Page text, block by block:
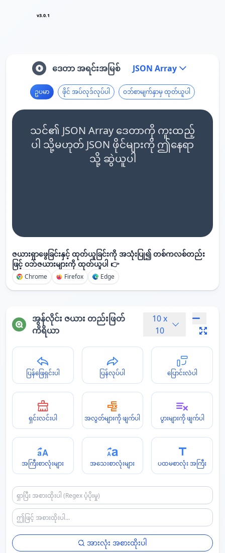
v3.0.1
ဒေတာ အရင်းအမြစ် JSON Array
ဥပမာ ဖိုင် အပ်လုဒ်လုပ်ပါ ဝဘ်စာမျက်နှာမှ ထုတ်ယူပါ
သင်၏ JSON Array ဒေတာကို ကူးထည့်
ပါ သို့မဟုတ် JSON ဖိုင်များကို ဤနေရာ
သို့ ဆွဲယူပါ
ဇယားရှာဖွေခြင်းနှင့် ထုတ်ယူခြင်းကို အသုံးပြု၍ တစ်ကလစ်တည်း
ဖြင့် ဝဘ်ဇယားများကို ထုတ်ယူပါ 👉
Chrome Firefox Edge
အွန်လိုင်း ဇယား တည်းဖြတ်
ကိရိယာ
10 x
10
ပြန်ဖြေရှင်းပါ ပြန်လုပ်ပါ ပြောင်းလဲပါ
ရှင်းလင်းပါ အလွတ်များကို ဖျက်ပါ ပွားများကို ဖျက်ပါ
အကြီးစာလုံးများ အသေးစာလုံးများ ပထမစာလုံး အကြီး
အားလုံး အစားထိုးပါ